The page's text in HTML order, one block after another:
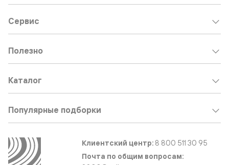
Сервис
Полезно
Каталог
Популярные подборки
Клиентский центр: 8 800 511 30 95
Почта по общим вопросам: